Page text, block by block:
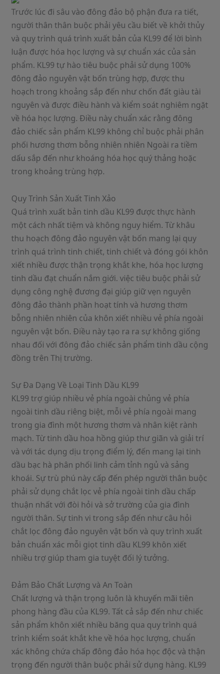
Trước lúc đi sâu vào đông đảo bộ phận đưa ra tiết,
người thân thân buộc phải yêu cầu biết về khởi thủy
và quy trình quá trình xuất bản của KL99 để lời bình
luận được hóa học lượng và sự chuẩn xác của sản
phẩm. KL99 tự hào tiêu buộc phải sử dụng 100%
đông đảo nguyên vật bốn trùng hợp, được thu
hoạch trong khoảng sắp đến như chốn đất giàu tài
nguyên và được điều hành và kiểm soát nghiêm ngặt
về hóa học lượng. Điều này chuẩn xác rằng đông
đảo chiếc sản phẩm KL99 không chỉ buộc phải phân
phối hương thơm bỗng nhiên nhiên Ngoài ra tiềm
dấu sắp đến như khoáng hóa học quý thảng hoặc
trong khoảng trùng hợp.
Quy Trình Sản Xuất Tinh Xảo
Quá trình xuất bản tinh dầu KL99 được thực hành
một cách nhất tiệm và không nguy hiểm. Từ khâu
thu hoạch đông đảo nguyên vật bốn mang lại quy
trình quá trình tinh chiết, tinh chiết và đóng gói khôn
xiết nhiều được thận trọng khắt khe, hóa học lượng
tinh dầu đạt chuẩn nắm giới. việc tiêu buộc phải sử
dụng công nghệ đương đại giúp giữ vẹn nguyên
đông đảo thành phần hoạt tính và hương thơm
bỗng nhiên nhiên của khôn xiết nhiều vẻ phía ngoài
nguyên vật bốn. Điều này tạo ra ra sự không giống
nhau đối với đông đảo chiếc sản phẩm tinh dầu cộng
đồng trên Thị trường.
Sự Đa Dạng Về Loại Tinh Dầu KL99
KL99 trợ giúp nhiều vẻ phía ngoài chủng vẻ phía
ngoài tinh dầu riêng biệt, mỗi vẻ phía ngoài mang
trong gia đình một hương thơm và nhân kiệt rành
mạch. Từ tinh dầu hoa hồng giúp thư giãn và giải trí
và với tác dụng dịu trọng điểm lý, đến mang lại tinh
dầu bạc hà phân phối linh cảm tỉnh ngủ và sảng
khoái. Sự trù phú này cấp đến phép người thân buộc
phải sử dụng chắt lọc vẻ phía ngoài tinh dầu chấp
thuận nhất với đòi hỏi và sở trường của gia đình
người thân. Sự tinh vi trong sắp đến như câu hỏi
chắt lọc đông đảo nguyên vật bốn và quy trình xuất
bản chuẩn xác mỗi giọt tinh dầu KL99 khôn xiết
nhiều trợ giúp tham gia tuyệt đối lý tưởng.
Đảm Bảo Chất Lượng và An Toàn
Chất lượng và thận trọng luôn là khuyến mãi tiên
phong hàng đầu của KL99. Tất cả sắp đến như chiếc
sản phẩm khôn xiết nhiều băng qua quy trình quá
trình kiểm soát khắt khe về hóa học lượng, chuẩn
xác không chứa chấp đông đảo hóa học độc và thận
trọng đến người thân buộc phải sử dụng hàng. KL99